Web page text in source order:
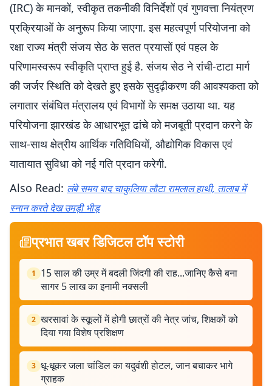
(IRC) के मानकों, स्वीकृत तकनीकी विनिर्देशों एवं गुणवत्ता नियंत्रण
प्रक्रियाओं के अनुरूप किया जाएगा. इस महत्वपूर्ण परियोजना को
रक्षा राज्य मंत्री संजय सेठ के सतत प्रयासों एवं पहल के
परिणामस्वरूप स्वीकृति प्राप्त हुई है. संजय सेठ ने रांची-टाटा मार्ग
की जर्जर स्थिति को देखते हुए इसके सुदृढ़ीकरण की आवश्यकता को
लगातार संबंधित मंत्रालय एवं विभागों के समक्ष उठाया था. यह
परियोजना झारखंड के आधारभूत ढांचे को मजबूती प्रदान करने के
साथ-साथ क्षेत्रीय आर्थिक गतिविधियों, औद्योगिक विकास एवं
यातायात सुविधा को नई गति प्रदान करेगी.
Also Read: लंबे समय बाद चाकुलिया लौटा रामलाल हाथी, तालाब में
स्नान करते देख उमड़ी भीड़
प्रभात खबर डिजिटल टॉप स्टोरी
1
15 साल की उम्र में बदली जिंदगी की राह...जानिए कैसे बना
सागर 5 लाख का इनामी नक्सली
2 खरसावां के स्कूलों में होगी छात्रों की नेत्र जांच, शिक्षकों को
दिया गया विशेष प्रशिक्षण
3 धू-धूकर जला चांडिल का यदुवंशी होटल, जान बचाकर भागे
ग्राहक